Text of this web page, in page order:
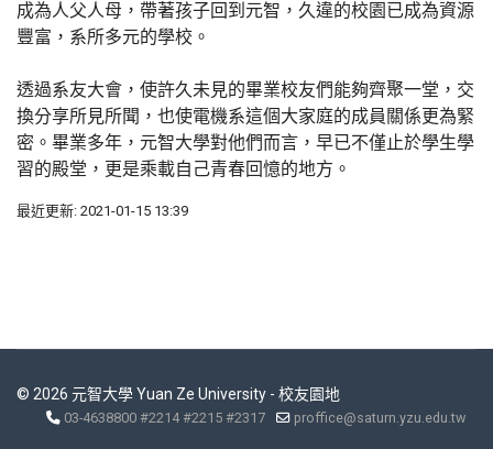
成為人父人母，帶著孩子回到元智，久違的校園已成為資源
豐富，系所多元的學校。
透過系友大會，使許久未見的畢業校友們能夠齊聚一堂，交
換分享所見所聞，也使電機系這個大家庭的成員關係更為緊
密。畢業多年，元智大學對他們而言，早已不僅止於學生學
習的殿堂，更是乘載自己青春回憶的地方。
最近更新: 2021-01-15 13:39
© 2026 元智大學 Yuan Ze University - 校友園地
03-4638800 #2214 #2215 #2317 proffice@saturn.yzu.edu.tw